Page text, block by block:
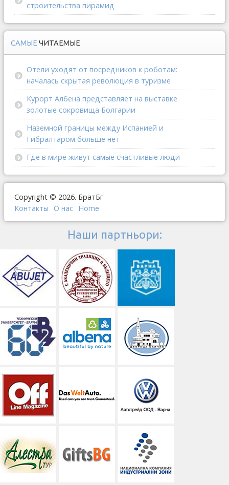
строительства пирамид
САМЫЕ ЧИТАЕМЫЕ
Отели уходят от посредников к роботам:
началась скрытая революция в туризме
Курорт Албена представляет на выставке
золотые сокровища Болгарии
Наземной границы между Испанией и
Гибралтаром больше нет
Где в мире живут самые счастливые люди
Copyright © 2026. БратБг
Контакты
О наc Home
Наши партньори: